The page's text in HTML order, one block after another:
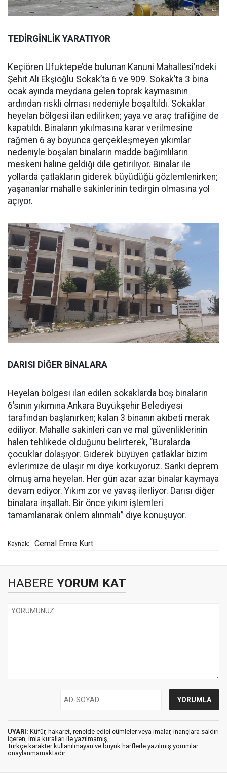
TEDİRGİNLİK YARATIYOR
Keçiören Ufuktepe’de bulunan Kanuni Mahallesi’ndeki
Şehit Ali Ekşioğlu Sokak’ta 6 ve 909. Sokak’ta 3 bina
ocak ayında meydana gelen toprak kaymasının
ardından riskli olması nedeniyle boşaltıldı. Sokaklar
heyelan bölgesi ilan edilirken; yaya ve araç trafiğine de
kapatıldı. Binaların yıkılmasına karar verilmesine
rağmen 6 ay boyunca gerçekleşmeyen yıkımlar
nedeniyle boşalan binaların madde bağımlıların
meskeni haline geldiği dile getiriliyor. Binalar ile
yollarda çatlakların giderek büyüdüğü gözlemlenirken;
yaşananlar mahalle sakinlerinin tedirgin olmasına yol
açıyor.
DARISI DİĞER BİNALARA
Heyelan bölgesi ilan edilen sokaklarda boş binaların
6’sının yıkımına Ankara Büyükşehir Belediyesi
tarafından başlanırken; kalan 3 binanın akıbeti merak
ediliyor. Mahalle sakinleri can ve mal güvenliklerinin
halen tehlikede olduğunu belirterek, “Buralarda
çocuklar dolaşıyor. Giderek büyüyen çatlaklar bizim
evlerimize de ulaşır mı diye korkuyoruz. Sanki deprem
olmuş ama heyelan. Her gün azar azar binalar kaymaya
devam ediyor. Yıkım zor ve yavaş ilerliyor. Darısı diğer
binalara inşallah. Bir önce yıkım işlemleri
tamamlanarak önlem alınmalı” diye konuşuyor.
Kaynak: Cemal Emre Kurt
HABERE YORUM KAT
UYARI: Küfür, hakaret, rencide edici cümleler veya imalar, inançlara saldırı
içeren, imla kuralları ile yazılmamış,
Türkçe karakter kullanılmayan ve büyük harflerle yazılmış yorumlar
onaylanmamaktadır.